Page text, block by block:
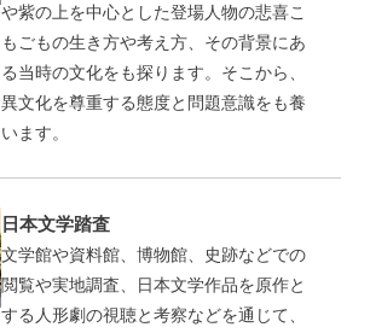
や紫の上を中心とした登場人物の悲喜こ
もごもの生き方や考え方、その背景にあ
る当時の文化をも探ります。そこから、
異文化を尊重する態度と問題意識をも養
います。
日本文学踏査
文学館や資料館、博物館、史跡などでの
閲覧や実地調査、日本文学作品を原作と
する人形劇の視聴と考察などを通じて、